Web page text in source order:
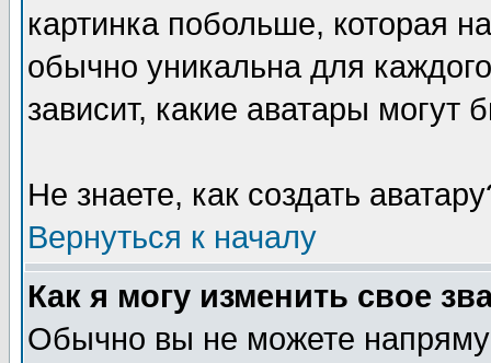
картинка побольше, которая
обычно уникальна для
зависит, какие аватары могут
Не знаете, как создать
Вернуться к началу
Как я могу изменить свое
Обычно вы не можете